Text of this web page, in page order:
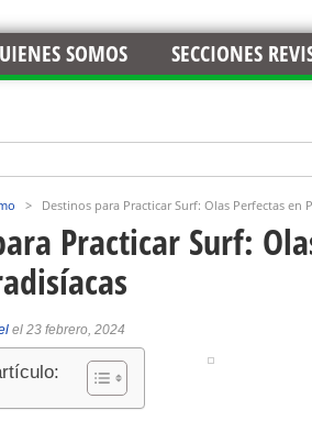
SOMOS SECCIONES
> Destinos para Practicar Surf: Olas Perfectas en
Practicar Surf:
el 23 febrero, 2024